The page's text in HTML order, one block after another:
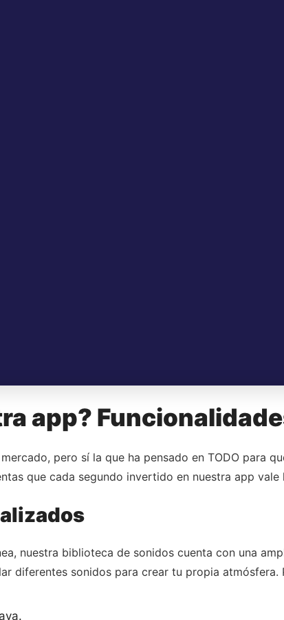
app?
pero sí la que ha pensado en TODO para
que cada segundo invertido en nuestra app vale
nuestra biblioteca de sonidos cuenta con una
diferentes sonidos para crear tu propia atmósfera.